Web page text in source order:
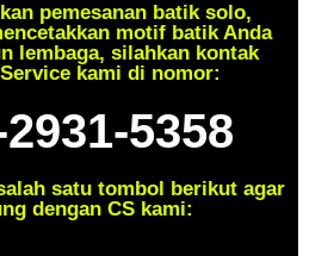
pemesanan batik solo,
motif batik Anda
lembaga, silahkan kontak
kami di nomor:
5358
satu tombol berikut agar
dengan CS kami: